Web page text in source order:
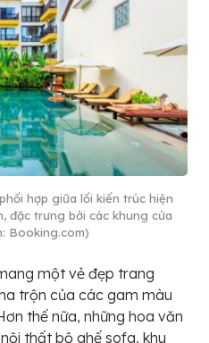
hợp giữa lối kiến trúc hiện
đặc trưng bởi các khung cửa
Booking.com)
một vẻ đẹp trang
trộn của các gam màu
thế nữa, những hoa văn
thất bộ ghế sofa, khu